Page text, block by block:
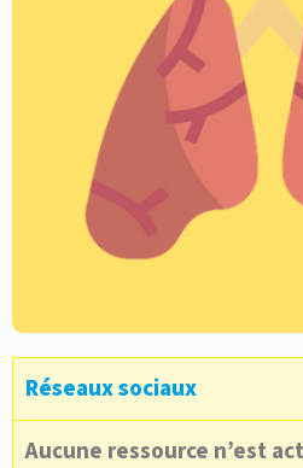
Réseaux sociaux
Aucune ressource n’est